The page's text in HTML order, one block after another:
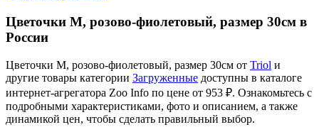
Цветочки M, розово-фиолетовый, размер 30см в
России
Цветочки M, розово-фиолетовый, размер 30см от Triol и
другие товары категории Загруженные доступны в каталоге
интернет-агрегатора Zoo Info по цене от 953 ₽. Ознакомьтесь с
подробными характеристиками, фото и описанием, а также
динамикой цен, чтобы сделать правильный выбор.